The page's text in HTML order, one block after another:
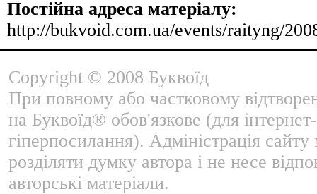
Постійна адреса матеріалу:
http://bukvoid.com.ua/events/raityng/
Copyright © 2008 Буквоїд
При повному або частковому
на Буквоїд® обов'язкове (для
гіперпосилання). Адміністрація
розділяти думку автора і не несе
авторські матеріали.